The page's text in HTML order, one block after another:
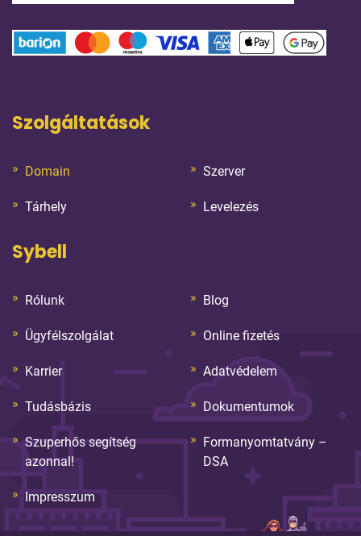
Szolgáltatások
Domain Szerver
Tárhely Levelezés
Sybell
Rólunk Blog
Ügyfélszolgálat Online fizetés
Karrier Adatvédelem
Tudásbázis Dokumentumok
Szuperhős segítség
azonnal!
Formanyomtatvány –
DSA
Impresszum